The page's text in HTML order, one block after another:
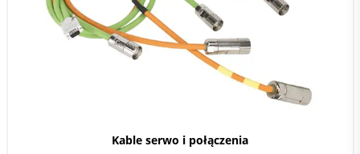
Kable serwo i połączenia